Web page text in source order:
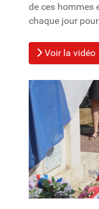
de ces hommes
chaque jour
Voir la vidéo